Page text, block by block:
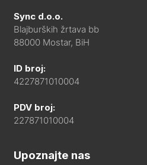
Sync d.o.o.
Blajburških žrtava bb
88000 Mostar, BiH
ID broj:
4227871010004
PDV broj:
227871010004
Upoznajte nas